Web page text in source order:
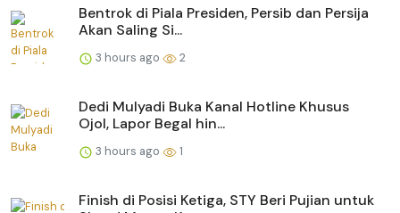
Bentrok di Piala Presiden, Persib dan Persija
Akan Saling Si...
3 hours ago 2
Dedi Mulyadi Buka Kanal Hotline Khusus
Ojol, Lapor Begal hin...
3 hours ago 1
Finish di Posisi Ketiga, STY Beri Pujian untuk